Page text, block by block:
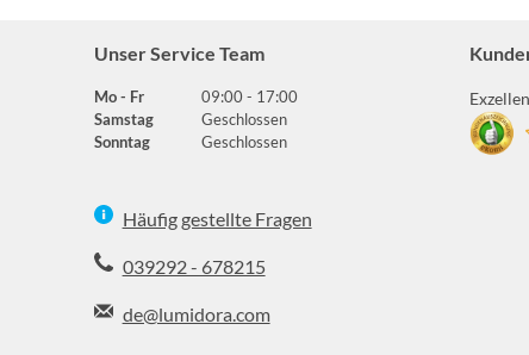
Unser Service Team
Mo - Fr
09:00 - 17:00
Samstag
Geschlossen
Sonntag
Geschlossen
Häufig gestellte Fragen
039292 - 678215
de@lumidora.com